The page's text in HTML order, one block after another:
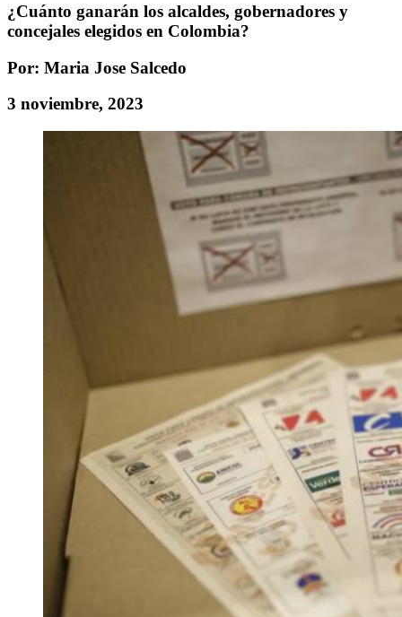
¿Cuánto ganarán los alcaldes, gobernadores y
concejales elegidos en Colombia?
Por: Maria Jose Salcedo
3 noviembre, 2023